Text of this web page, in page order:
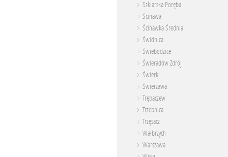
Szklarska Poręba
Ścinawa
Ścinawka Średnia
Świdnica
Świebodzice
Świeradów Zdrój
Świerki
Świerzawa
Trębaczew
Trzebnica
Trzęsacz
Wałbrzych
Warszawa